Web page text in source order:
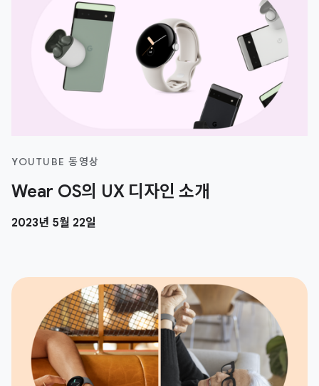
YOUTUBE 동영상
Wear OS의 UX 디자인 소개
2023년 5월 22일